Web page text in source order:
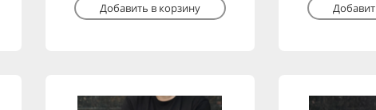
Добавить в корзину